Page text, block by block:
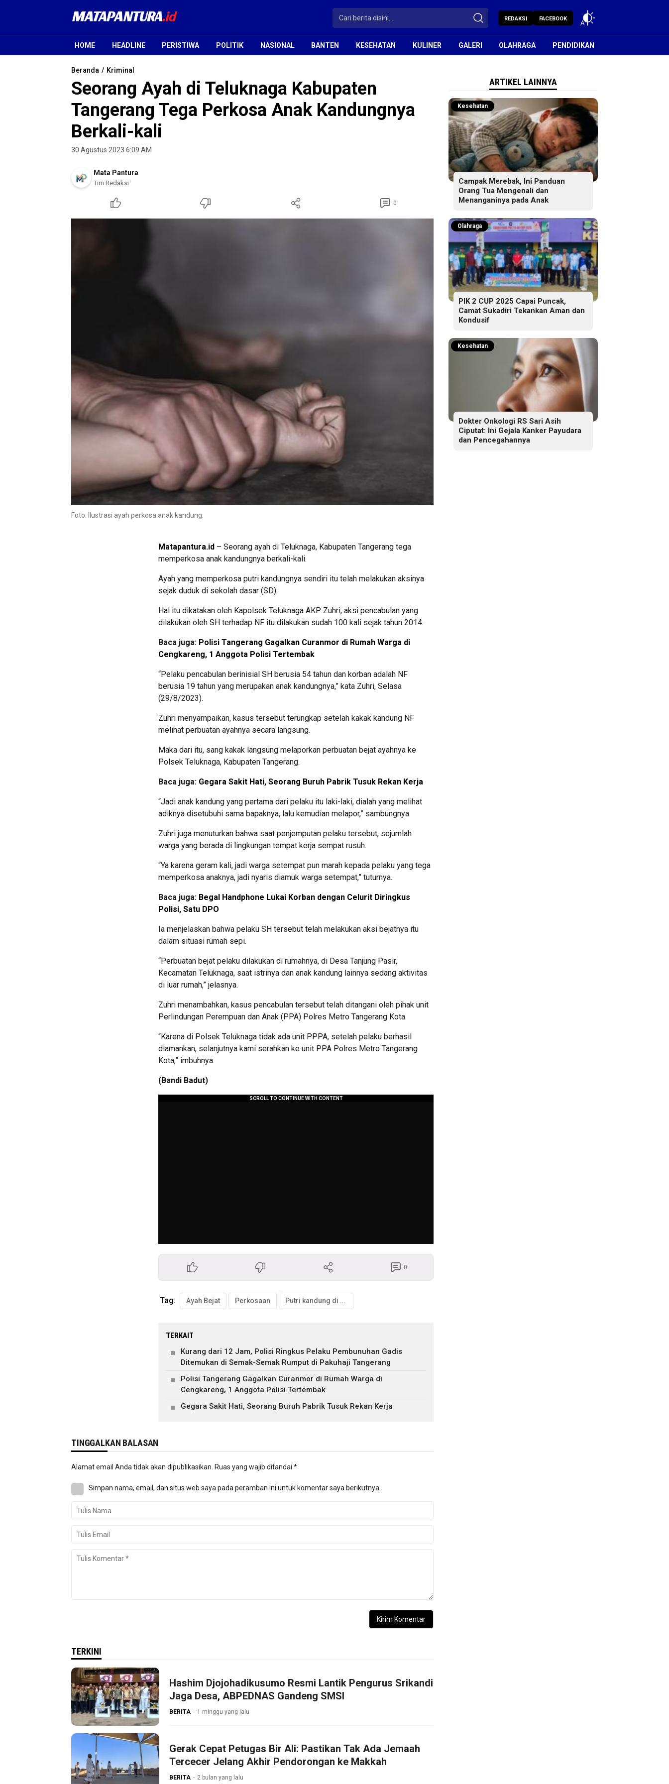
Mata Pantura
Jendela Informasi Terpercaya
REDAKSI FACEBOOK
HOME HEADLINE PERISTIWA POLITIK NASIONAL BANTEN KESEHATAN KULINER GALERI OLAHRAGA PENDIDIKAN
Beranda Kriminal
Seorang Ayah di Teluknaga Kabupaten
Tangerang Tega Perkosa Anak Kandungnya
Berkali-kali
30 Agustus 2023 6:09 AM
Mata Pantura
Tim Redaksi
0
Foto: Ilustrasi ayah perkosa anak kandung.
Matapantura.id – Seorang ayah di Teluknaga, Kabupaten Tangerang tega
memperkosa anak kandungnya berkali-kali.
Ayah yang memperkosa putri kandungnya sendiri itu telah melakukan aksinya
sejak duduk di sekolah dasar (SD).
Hal itu dikatakan oleh Kapolsek Teluknaga AKP Zuhri, aksi pencabulan yang
dilakukan oleh SH terhadap NF itu dilakukan sudah 100 kali sejak tahun 2014.
Baca juga: Polisi Tangerang Gagalkan Curanmor di Rumah Warga di
Cengkareng, 1 Anggota Polisi Tertembak
“Pelaku pencabulan berinisial SH berusia 54 tahun dan korban adalah NF
berusia 19 tahun yang merupakan anak kandungnya,” kata Zuhri, Selasa
(29/8/2023).
Zuhri menyampaikan, kasus tersebut terungkap setelah kakak kandung NF
melihat perbuatan ayahnya secara langsung.
Maka dari itu, sang kakak langsung melaporkan perbuatan bejat ayahnya ke
Polsek Teluknaga, Kabupaten Tangerang.
Baca juga: Gegara Sakit Hati, Seorang Buruh Pabrik Tusuk Rekan Kerja
“Jadi anak kandung yang pertama dari pelaku itu laki-laki, dialah yang melihat
adiknya disetubuhi sama bapaknya, lalu kemudian melapor,” sambungnya.
Zuhri juga menuturkan bahwa saat penjemputan pelaku tersebut, sejumlah
warga yang berada di lingkungan tempat kerja sempat rusuh.
“Ya karena geram kali, jadi warga setempat pun marah kepada pelaku yang tega
memperkosa anaknya, jadi nyaris diamuk warga setempat,” tuturnya.
Baca juga: Begal Handphone Lukai Korban dengan Celurit Diringkus
Polisi, Satu DPO
Ia menjelaskan bahwa pelaku SH tersebut telah melakukan aksi bejatnya itu
dalam situasi rumah sepi.
“Perbuatan bejat pelaku dilakukan di rumahnya, di Desa Tanjung Pasir,
Kecamatan Teluknaga, saat istrinya dan anak kandung lainnya sedang aktivitas
di luar rumah,” jelasnya.
Zuhri menambahkan, kasus pencabulan tersebut telah ditangani oleh pihak unit
Perlindungan Perempuan dan Anak (PPA) Polres Metro Tangerang Kota.
“Karena di Polsek Teluknaga tidak ada unit PPPA, setelah pelaku berhasil
diamankan, selanjutnya kami serahkan ke unit PPA Polres Metro Tangerang
Kota,” imbuhnya.
(Bandi Badut)
0
Tag: Ayah Bejat Perkosaan Putri kandung di perkosa
TERKAIT
Kurang dari 12 Jam, Polisi Ringkus Pelaku Pembunuhan Gadis
Ditemukan di Semak-Semak Rumput di Pakuhaji Tangerang
Polisi Tangerang Gagalkan Curanmor di Rumah Warga di
Cengkareng, 1 Anggota Polisi Tertembak
Gegara Sakit Hati, Seorang Buruh Pabrik Tusuk Rekan Kerja
TINGGALKAN BALASAN
Alamat email Anda tidak akan dipublikasikan. Ruas yang wajib ditandai *
Simpan nama, email, dan situs web saya pada peramban ini untuk komentar saya berikutnya.
TERKINI
Hashim Djojohadikusumo Resmi Lantik Pengurus Srikandi
Jaga Desa, ABPEDNAS Gandeng SMSI
BERITA 1 minggu yang lalu
Gerak Cepat Petugas Bir Ali: Pastikan Tak Ada Jemaah
Tercecer Jelang Akhir Pendorongan ke Makkah
BERITA 2 bulan yang lalu
ARTIKEL LAINNYA
Kesehatan
Campak Merebak, Ini Panduan
Orang Tua Mengenali dan
Menanganinya pada Anak
Olahraga
PIK 2 CUP 2025 Capai Puncak,
Camat Sukadiri Tekankan Aman dan
Kondusif
Kesehatan
Dokter Onkologi RS Sari Asih
Ciputat: Ini Gejala Kanker Payudara
dan Pencegahannya